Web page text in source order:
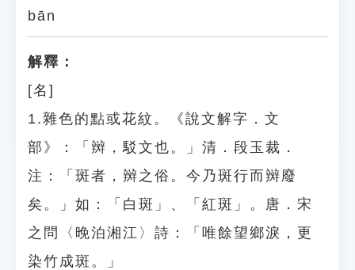
bān
解釋：
[名]
1.雜色的點或花紋。《說文解字．文
部》：「辬，駁文也。」清．段玉裁．
注：「斑者，辬之俗。今乃斑行而辬廢
矣。」如：「白斑」、「紅斑」。唐．宋
之問〈晚泊湘江〉詩：「唯餘望鄉淚，更
染竹成斑。」